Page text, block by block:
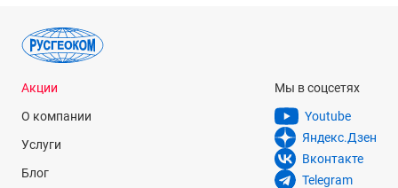
Акции
О компании
Услуги
Блог
Мы в соцсетях
Youtube
Яндекс.Дзен
Вконтакте
Telegram